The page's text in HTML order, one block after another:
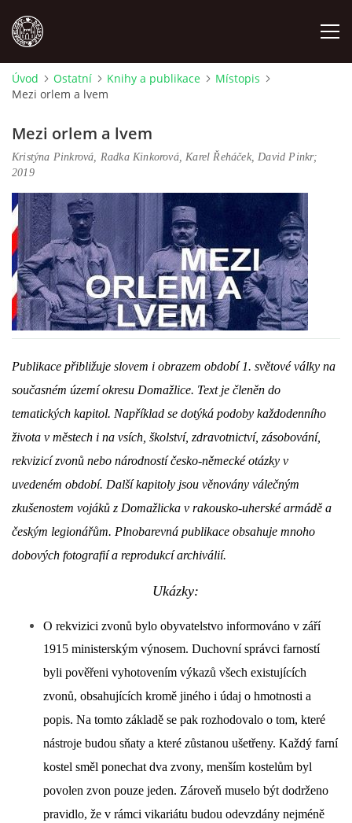
MÍSTOPIS
NÁRODOPIS
OSOBNOSTI
OSTATNÍ
ODKAZY
O NÁS
DŮL NA SLÍDU (NA KOLE)
tel. 773 916 275
info@domdej.cz
--------------------------------------------------------------
Tento projekt je realizován za finanční podpory
| Aktualizováno: 17. 7. 2026
Úvod Ostatní Knihy a publikace
Místopis
Mezi orlem a lvem
Mezi orlem a lvem
Kristýna Pinkrová, Radka Kinkorová, Karel Řeháček, David Pinkr;
2019
Publikace přibližuje slovem i obrazem období 1. světové války na
současném území okresu Domažlice. Text je členěn do
tematických kapitol. Například se dotýká podoby každodenního
života v městech i na vsích, školství, zdravotnictví, zásobování,
rekvizicí zvonů nebo národností česko-německé otázky v
uvedeném období. Další kapitoly jsou věnovány válečným
zkušenostem vojáků z Domažlicka v rakousko-uherské armádě a
českým legionářům. Plnobarevná publikace obsahuje mnoho
dobových fotografií a reprodukcí archiválií.
Ukázky:
O rekvizici zvonů bylo obyvatelstvo informováno v září
1915 ministerským výnosem. Duchovní správci farností
byli pověřeni vyhotovením výkazů všech existujících
zvonů, obsahujících kromě jiného i údaj o hmotnosti a
popis. Na tomto základě se pak rozhodovalo o tom, které
nástroje budou sňaty a které zůstanou ušetřeny. Každý farní
kostel směl ponechat dva zvony, menším kostelům byl
povolen zvon pouze jeden. Zároveň muselo být dodrženo
pravidlo, že v rámci vikariátu budou odevzdány nejméně